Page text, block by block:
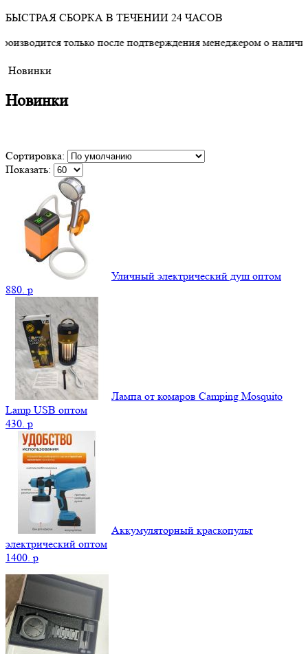
БЫСТРАЯ СБОРКА В ТЕЧЕНИИ 24 ЧАСОВ
только после подтверждения менеджером о наличии товара.
Новинки
Новинки
Сортировка:
Показать:
Уличный электрический душ оптом
880. p
Лампа от комаров Camping Mosquito
Lamp USB оптом
430. p
Аккумуляторный краскопульт
электрический оптом
1400. p